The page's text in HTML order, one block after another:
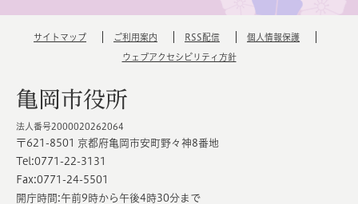
サイトマップ ご利用案内 RSS配信 個人情報保護
ウェブアクセシビリティ方針
亀岡市役所
法人番号2000020262064
〒621-8501 京都府亀岡市安町野々神8番地
Tel:0771-22-3131
Fax:0771-24-5501
開庁時間:午前9時から午後4時30分まで